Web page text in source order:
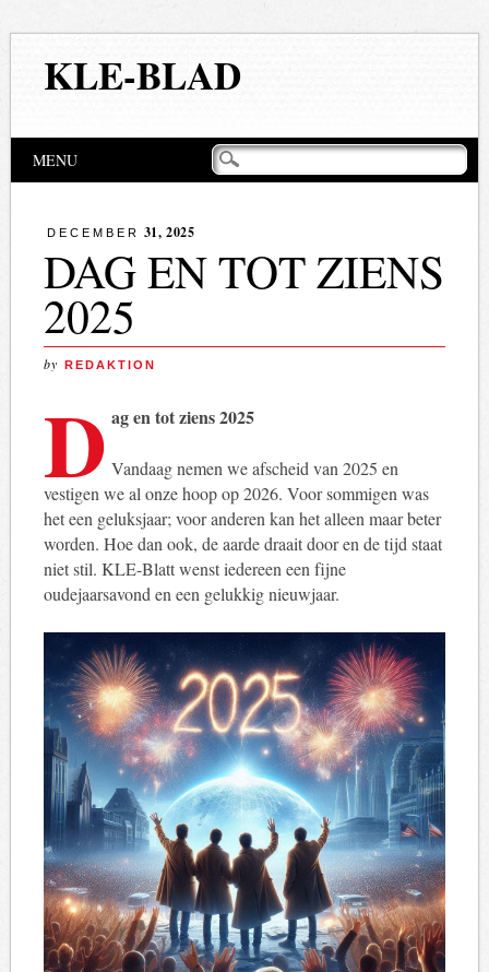
KLE-BLAD
Hoofdmenu
MENU
DECEMBER 31, 2025
DAG EN TOT ZIENS
2025
by REDAKTION
D ag en tot ziens 2025
Vandaag nemen we afscheid van 2025 en
vestigen we al onze hoop op 2026. Voor sommigen was
het een geluksjaar; voor anderen kan het alleen maar beter
worden. Hoe dan ook, de aarde draait door en de tijd staat
niet stil. KLE-Blatt wenst iedereen een fijne
oudejaarsavond en een gelukkig nieuwjaar.